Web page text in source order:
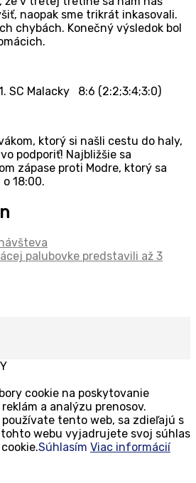
naopak sme trikrát inkasovali.
chybách. Konečný výsledok bol
SC Malacky 8:6 (2:2;3:4;3:0)
ktorý si našli cestu do haly,
podporiť! Najbližšie sa
zápase proti Modre, ktorý sa
18:00.
palubovke predstavili až 3
cookie na poskytovanie
a analýzu prenosov.
tento web, sa zdieľajú s
tohto webu vyjadrujete svoj súhlas
Súhlasím Viac informácií